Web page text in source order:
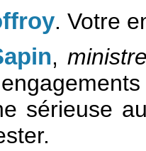
. Votre
,
sérieuse